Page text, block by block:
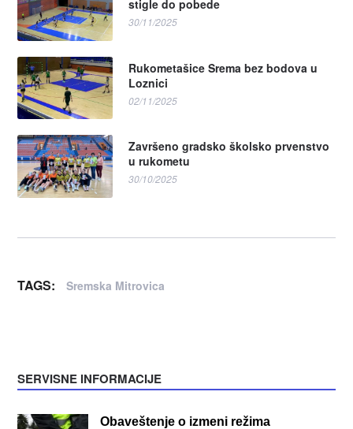
stigle do pobede
30/11/2025
Rukometašice Srema bez bodova u
Loznici
02/11/2025
Završeno gradsko školsko prvenstvo
u rukometu
30/10/2025
TAGS: Sremska Mitrovica
SERVISNE INFORMACIJE
Obaveštenje o izmeni režima